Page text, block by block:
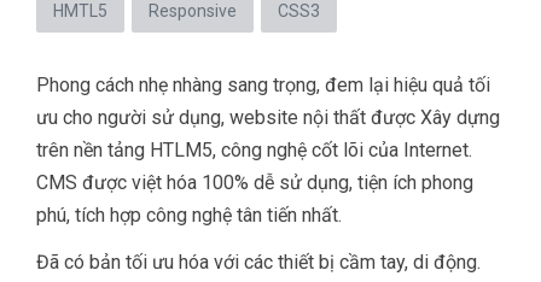
HMTL5 Responsive CSS3
Phong cách nhẹ nhàng sang trọng, đem lại hiệu quả tối
ưu cho người sử dụng, website nội thất được Xây dựng
trên nền tảng HTLM5, công nghệ cốt lõi của Internet.
CMS được việt hóa 100% dễ sử dụng, tiện ích phong
phú, tích hợp công nghệ tân tiến nhất.
Đã có bản tối ưu hóa với các thiết bị cầm tay, di động.